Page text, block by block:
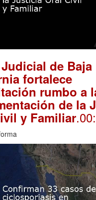
de Baja
fortalece
rumbo a
de la
y Familiar